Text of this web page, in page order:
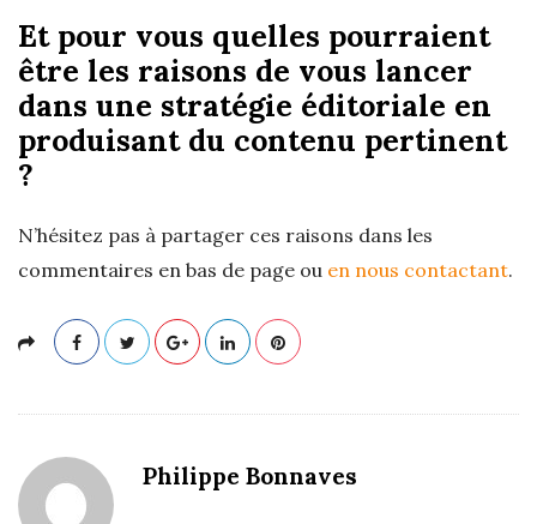
Et pour vous quelles pourraient
être les raisons de vous lancer
dans une stratégie éditoriale en
produisant du contenu pertinent
?
N’hésitez pas à partager ces raisons dans les
commentaires en bas de page ou en nous contactant.
Philippe Bonnaves